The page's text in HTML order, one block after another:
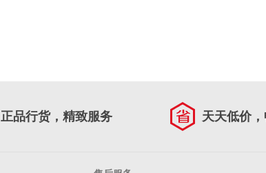
正品行货，精致服务 天天低价